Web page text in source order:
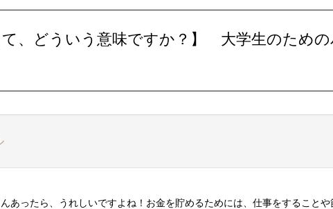
て、どういう意味ですか？】 大学生のため
あったら、うれしいですよね！お金を貯めるためには、仕事をすることや